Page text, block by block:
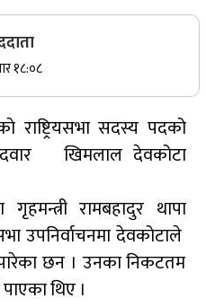
गर्‍यो दानबहादुर बुढाको रिट,
कायम
वरिष्ठ नेता गोपालमान श्रेष्ठको निधन
जना घाइते
२१ वर्षीय युवक पक्राउ
अवस्थामा फेला परेका युवाको मृत्यु
चार मन्त्रीहरूले दिए राजीनामा
१८:०८
राष्ट्रियसभा सदस्य पदको
खिमलाल देवकोटा
रामबहादुर थापा
उपनिर्वाचनमा देवकोटाले
छन । उनका निकटतम
थिए ।